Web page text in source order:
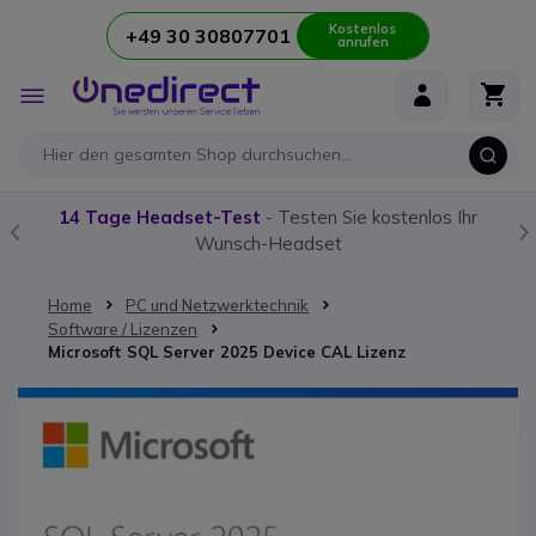
Zum Inhalt springen+49 30 30807701 Kostenlos
anrufen
Navigation
umschalten
14 Tage Headset-Test - Testen Sie kostenlos Ihr
Wunsch-Headset
Home
PC und Netzwerktechnik
Software / Lizenzen
Microsoft SQL Server 2025 Device CAL Lizenz
Zum Ende der Bildgalerie springen